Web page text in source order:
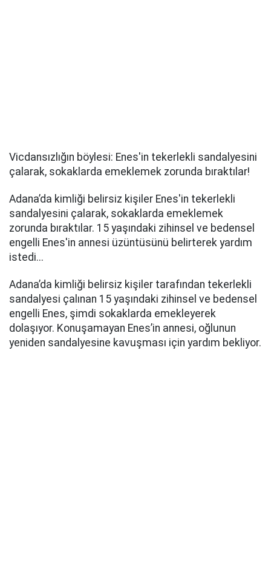
Vicdansızlığın böylesi: Enes'in tekerlekli sandalyesini
çalarak, sokaklarda emeklemek zorunda bıraktılar!
Adana’da kimliği belirsiz kişiler Enes'in tekerlekli
sandalyesini çalarak, sokaklarda emeklemek
zorunda bıraktılar. 15 yaşındaki zihinsel ve bedensel
engelli Enes'in annesi üzüntüsünü belirterek yardım
istedi...
Adana’da kimliği belirsiz kişiler tarafından tekerlekli
sandalyesi çalınan 15 yaşındaki zihinsel ve bedensel
engelli Enes, şimdi sokaklarda emekleyerek
dolaşıyor. Konuşamayan Enes’in annesi, oğlunun
yeniden sandalyesine kavuşması için yardım bekliyor.